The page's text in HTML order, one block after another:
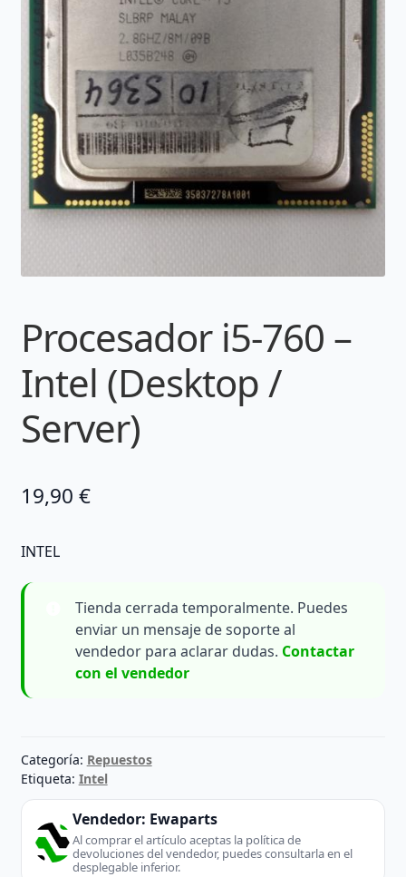
Procesador i5-760 –
Intel (Desktop /
Server)
19,90 €
INTEL
Tienda cerrada temporalmente. Puedes
enviar un mensaje de soporte al
vendedor para aclarar dudas. Contactar
con el vendedor
Categoría: Repuestos
Etiqueta: Intel
Vendedor: Ewaparts
Al comprar el artículo aceptas la política de
devoluciones del vendedor, puedes consultarla en el
desplegable inferior.